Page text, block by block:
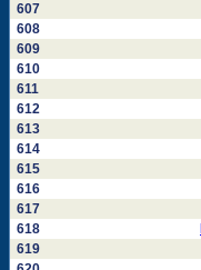
607
608
609
610
611
612
613
614
615
616
617
618
619